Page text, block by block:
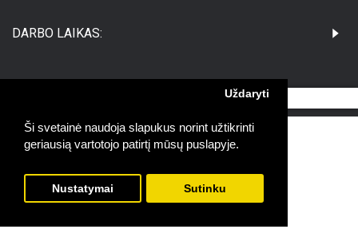
Ši svetainė naudoja slapukus norint užtikrinti
geriausią vartotojo patirtį mūsų puslapyje.
Uždaryti
Nustatymai Sutinku
DARBO LAIKAS:
©Visos teisės saugomos UAB Medikatus